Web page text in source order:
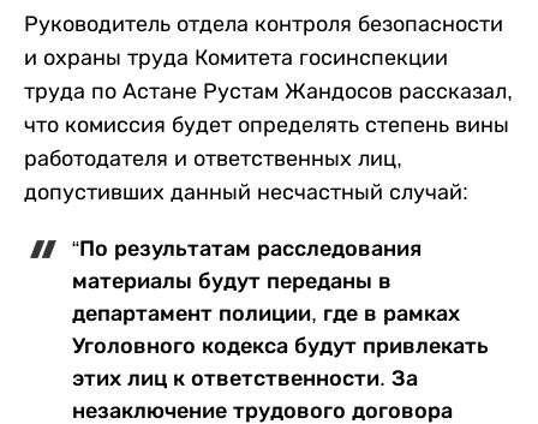
Руководитель отдела контроля безопасности
и охраны труда Комитета госинспекции
труда по Астане Рустам Жандосов рассказал,
что комиссия будет определять степень вины
работодателя и ответственных лиц,
допустивших данный несчастный случай:
“По результатам расследования
материалы будут переданы в
департамент полиции, где в рамках
Уголовного кодекса будут привлекать
этих лиц к ответственности. За
незаключение трудового договора